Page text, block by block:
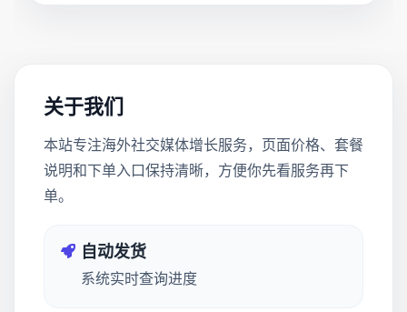
关于我们
本站专注海外社交媒体增长服务，页面价格、套餐
说明和下单入口保持清晰，方便你先看服务再下
单。
自动发货
系统实时查询进度